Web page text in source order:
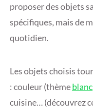
proposer des objets
spécifiques, mais de
quotidien.
Les objets choisis
: couleur (thèmeblanc
cuisine… (découvrez